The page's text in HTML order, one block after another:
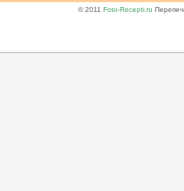
© 2011 Foto-Recepti.ru